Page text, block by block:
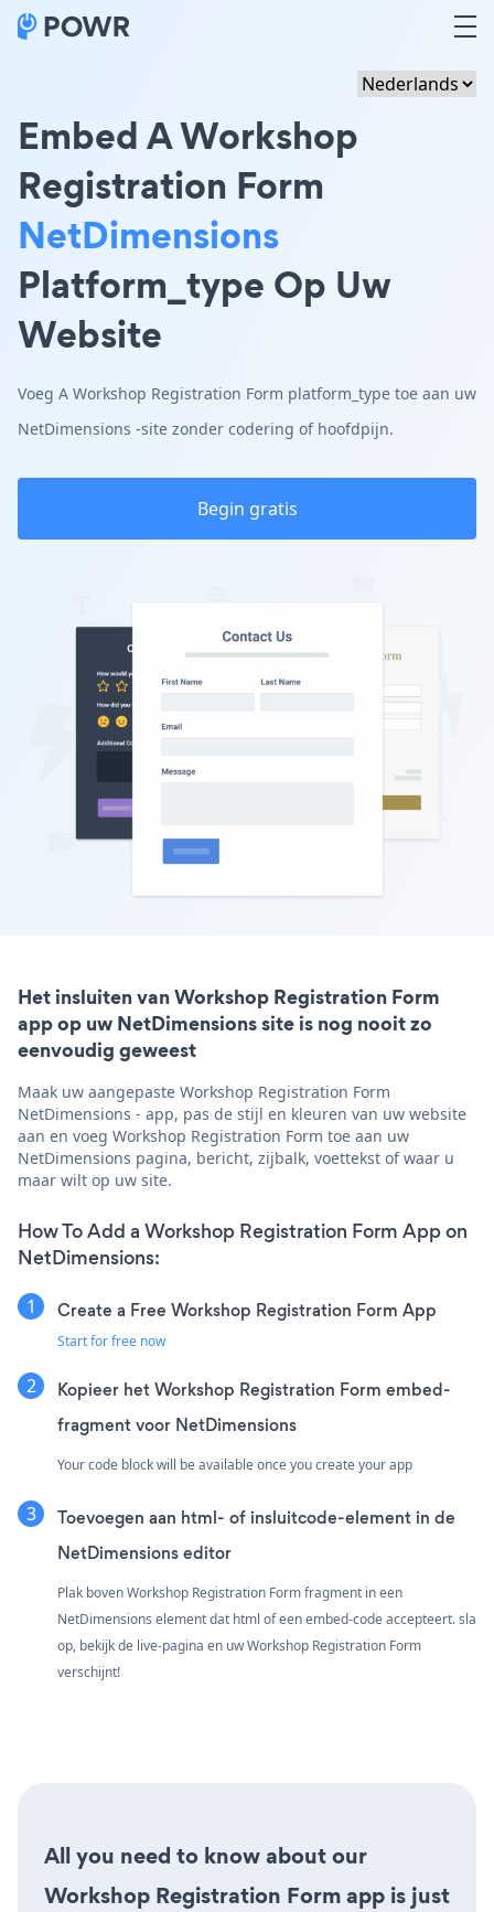
Embed A Workshop
Registration Form
NetDimensions
Platform_type Op Uw
Website
Voeg A Workshop Registration Form platform_type toe aan uw
NetDimensions -site zonder codering of hoofdpijn.
Begin gratis
Het insluiten van Workshop Registration Form
app op uw NetDimensions site is nog nooit zo
eenvoudig geweest
Maak uw aangepaste Workshop Registration Form
NetDimensions - app, pas de stijl en kleuren van uw website
aan en voeg Workshop Registration Form toe aan uw
NetDimensions pagina, bericht, zijbalk, voettekst of waar u
maar wilt op uw site.
How To Add a Workshop Registration Form App on
NetDimensions:
Create a Free Workshop Registration Form App
Start for free now
Kopieer het Workshop Registration Form embed-
fragment voor NetDimensions
Your code block will be available once you create your app
Toevoegen aan html- of insluitcode-element in de
NetDimensions editor
Plak boven Workshop Registration Form fragment in een
NetDimensions element dat html of een embed-code accepteert. sla
op, bekijk de live-pagina en uw Workshop Registration Form
verschijnt!
All you need to know about our
Workshop Registration Form app is just